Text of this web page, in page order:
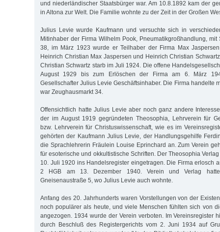
und niederländischer Staatsbürger war. Am 10.8.1892 kam der
in Altona zur Welt. Die Familie wohnte zu der Zeit in der Großen
Julius Levie wurde Kaufmann und versuchte sich in
Mitinhaber der Firma Wilhelm Pook, Pneumatikgroßhandlung,
38, im März 1923 wurde er Teilhaber der Firma Max
Heinrich Christian Max Jaspersen und Heinrich Christian
Christian Schwartz starb im Juli 1924. Die offene
August 1929 bis zum Erlöschen der Firma am 6. März
Gesellschafter Julius Levie Geschäftsinhaber. Die Firma handelte
war Zeughausmarkt 34.
Offensichtlich hatte Julius Levie aber noch ganz andere
der im August 1919 gegründeten Theosophia, Lehrverein für
bzw. Lehrverein für Christuswissenschaft, wie es im
gehörten der Kaufmann Julius Levie, der Handlungsgehilfe
die Sprachlehrerin Fräulein Louise Eprinchard an. Zum Verein
für esoterische und okkultistische Schriften. Der Theosophia
10. Juli 1920 ins Handelsregister eingetragen. Die Firma erlosch
2 HGB am 13. Dezember 1940. Verein und Verlag
Gneisenaustraße 5, wo Julius Levie auch wohnte.
Anfang des 20. Jahrhunderts waren Vorstellungen von der
noch populärer als heute, und viele Menschen fühlten sich von
angezogen. 1934 wurde der Verein verboten. Im Vereinsregister
durch Beschluß des Registergerichts vom 2. Juni 1934 auf